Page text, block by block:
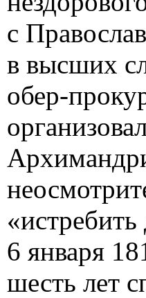
с
в высших
обер-
6 января
шесть лет